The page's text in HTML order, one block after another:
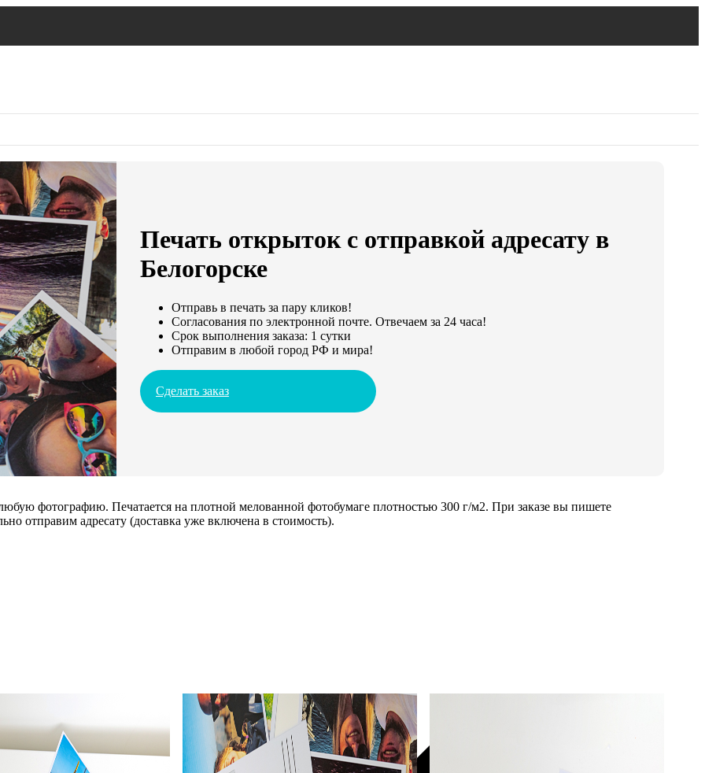
Печать открыток с отправкой адресату в
Белогорске
Отправь в печать за пару кликов!
Согласования по электронной почте. Отвечаем за 24 часа!
Срок выполнения заказа: 1 сутки
Отправим в любой город РФ и мира!
Сделать заказ
фотографию. Печатается на плотной мелованной фотобумаге плотностью 300 г/м2. При заказе вы пишете
отправим адресату (доставка уже включена в стоимость).